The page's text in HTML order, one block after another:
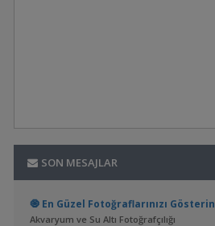
SON MESAJLAR
🧿 En Güzel Fotoğraflarınızı Gösterin
Akvaryum ve Su Altı Fotoğrafçılığı